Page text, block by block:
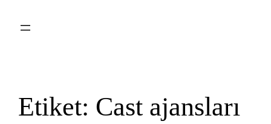
Etiket: Cast ajansları